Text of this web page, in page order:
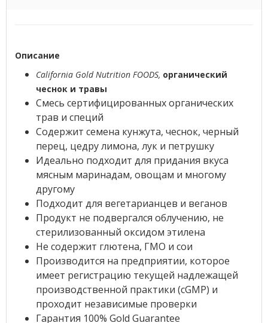
Описание
California Gold Nutrition FOODS, органический
чеснок и травы
Смесь сертифицированных органических
трав и специй
Содержит семена кунжута, чеснок, черный
перец, цедру лимона, лук и петрушку
Идеально подходит для придания вкуса
мясным маринадам, овощам и многому
другому
Подходит для вегетарианцев и веганов
Продукт не подвергался облучению, не
стерилизованный оксидом этилена
Не содержит глютена, ГМО и сои
Производится на предприятии, которое
имеет регистрацию текущей надлежащей
производственной практики (cGMP) и
проходит независимые проверки
Гарантия 100% Gold Guarantee